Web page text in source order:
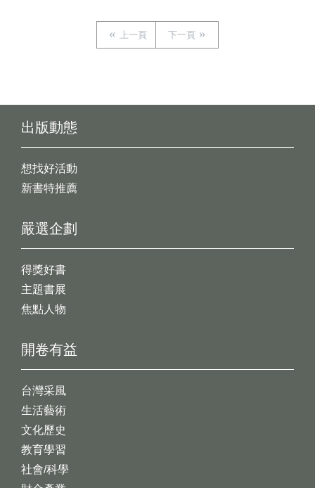
上一頁 下一頁
出版動態
想找好活動
新書特推薦
開卷有益
台灣采風
生活藝術
文化歷史
教育學習
社會/科學
嚴選企劃
得獎好書
主題書展
焦點人物